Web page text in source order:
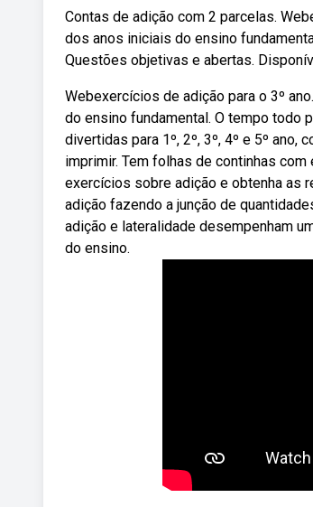
Contas de adição com 2 parcelas.
dos anos iniciais do ensino
Questões objetivas e abertas.
Webexercícios de adição para o 3º
do ensino fundamental. O tempo todo
divertidas para 1º, 2º, 3º, 4º e 5º
imprimir. Tem folhas de continhas
exercícios sobre adição e obtenha as
adição fazendo a junção de
adição e lateralidade desempenham
do ensino.